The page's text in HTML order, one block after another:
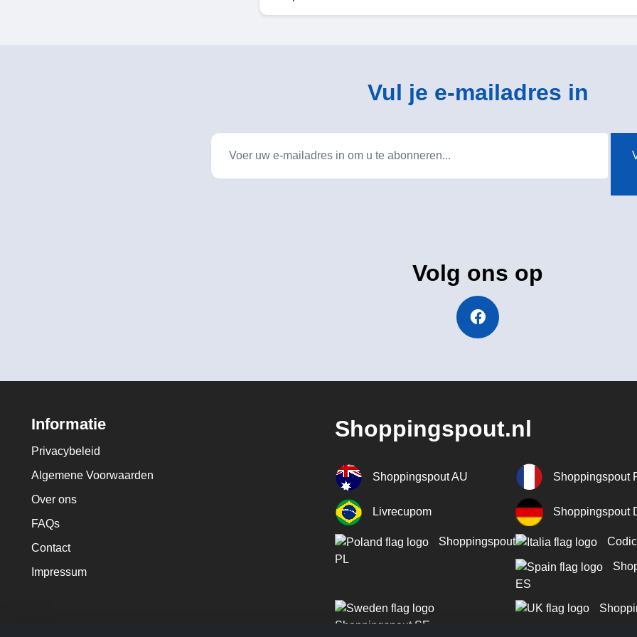
Vul je e-mailadres in
Volg ons op
Informatie
Privacybeleid
Algemene Voorwaarden
Over ons
FAQs
Contact
Impressum
Shoppingspout.nl
Shoppingspout AU Shoppingspout
Livrecupom Shoppingspout
Shoppingspout
PL
ES
Shoppingspout SE